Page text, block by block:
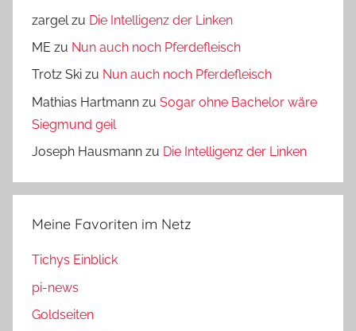
zargel zu Die Intelligenz der Linken
ME zu Nun auch noch Pferdefleisch
Trotz Ski zu Nun auch noch Pferdefleisch
Mathias Hartmann zu Sogar ohne Bachelor wäre
Siegmund geil
Joseph Hausmann zu Die Intelligenz der Linken
Meine Favoriten im Netz
Tichys Einblick
pi-news
Goldseiten